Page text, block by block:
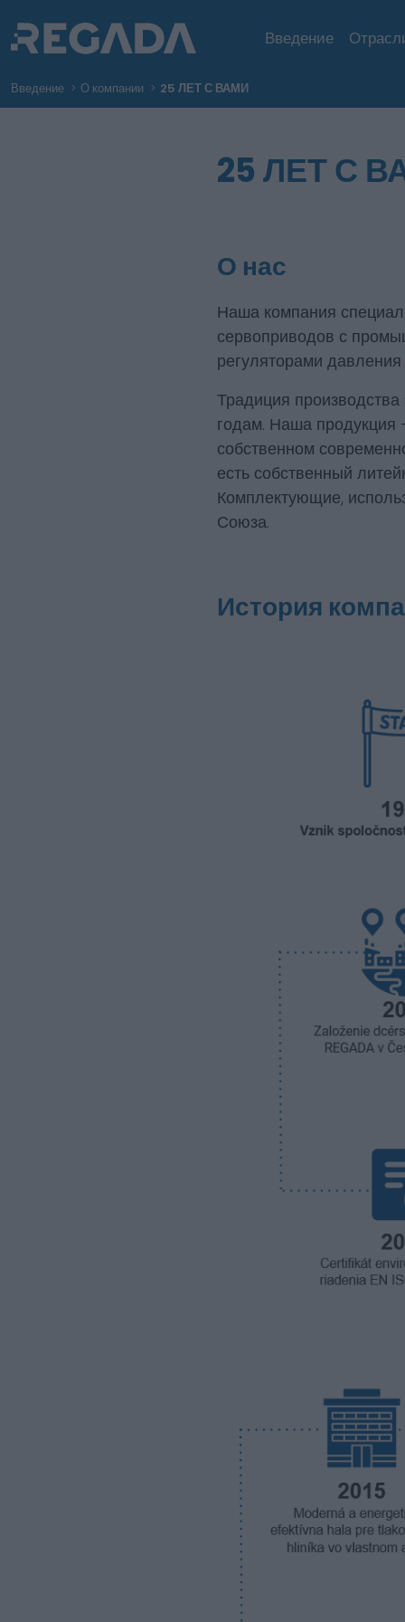
Введение
Введение О компании 25 ЛЕТ С ВАМИ
25 ЛЕТ С
О нас
Наша компания
сервоприводов с
регуляторами давления
Традиция
годам. Наша продукция
собственном
есть собственный
Комплектующие,
Союза.
История